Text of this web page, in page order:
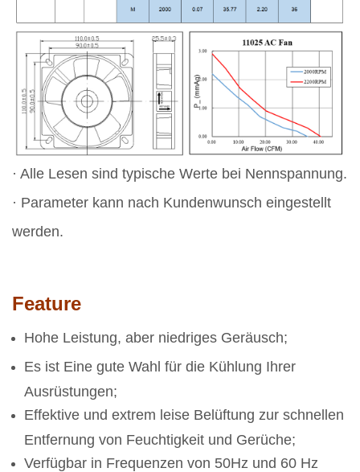
· Alle Lesen sind typische Werte bei Nennspannung.
· Parameter kann nach Kundenwunsch eingestellt
werden.
Feature
Hohe Leistung, aber niedriges Geräusch;
Es ist Eine gute Wahl für die Kühlung Ihrer
Ausrüstungen;
Effektive und extrem leise Belüftung zur schnellen
Entfernung von Feuchtigkeit und Gerüche;
Verfügbar in Frequenzen von 50Hz und 60 Hz